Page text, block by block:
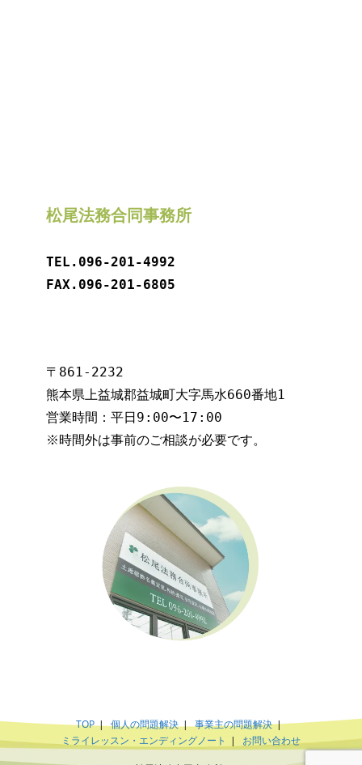
松尾法務合同事務所
TEL. 096-201-4992
FAX.096-201-6805
〒861-2232
熊本県上益城郡益城町大字馬水660番地1
営業時間：平日9:00〜17:00
※時間外は事前のご相談が必要です。
TOP 個人の問題解決
事業主の問題解決
ミライレッスン・エンディングノート
お問い合わせ